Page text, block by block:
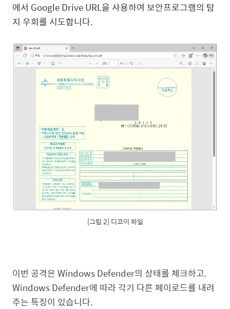
에서 Google Drive URL을 사용하여 보안프로그램의 탐
지 우회를 시도합니다.
[그림 2] 디코이 파일
이번 공격은 Windows Defender의 상태를 체크하고,
Windows Defender에 따라 각기 다른 페이로드를 내려
주는 특징이 있습니다.